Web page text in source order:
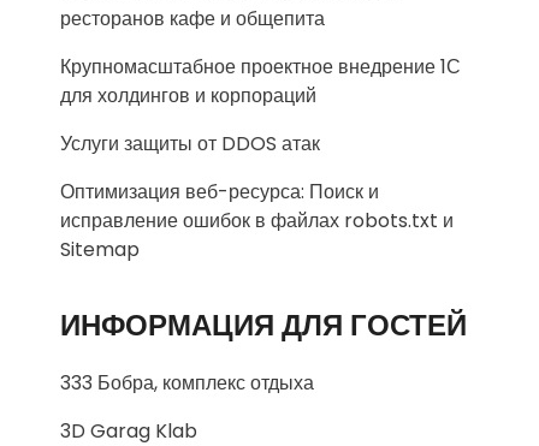
ресторанов кафе и общепита
Крупномасштабное проектное внедрение 1С
для холдингов и корпораций
Услуги защиты от DDOS атак
Оптимизация веб-ресурса: Поиск и
исправление ошибок в файлах robots.txt и
Sitemap
ИНФОРМАЦИЯ ДЛЯ ГОСТЕЙ
333 Бобра, комплекс отдыха
3D Garag Klab